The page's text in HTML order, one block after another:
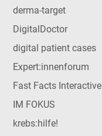
derma-target
DigitalDoctor
digital patient cases
Expert:innenforum
Fast Facts Interactive
IM FOKUS
krebs:hilfe!